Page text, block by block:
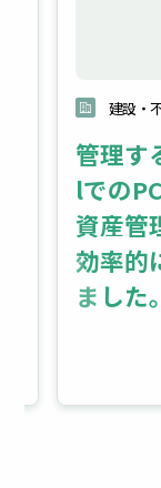
建設・
管理す
lでの
資産管
効率的
ました。